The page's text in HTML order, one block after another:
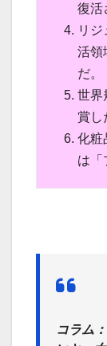
復活
リ
活領
だ。
世界
賞し
化粧
は「
コラム